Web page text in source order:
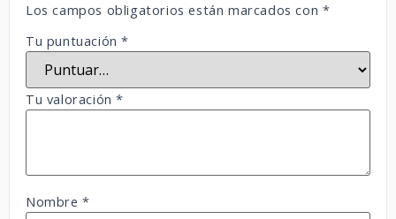
Los campos obligatorios están marcados con *
Tu puntuación*
Tu valoración*
Nombre*